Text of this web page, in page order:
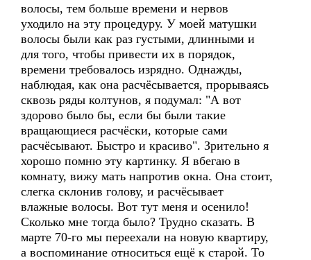
волосы, тем больше времени и нервов
уходило на эту процедуру. У моей матушки
волосы были как раз густыми, длинными и
для того, чтобы привести их в порядок,
времени требовалось изрядно. Однажды,
наблюдая, как она расчёсывается, прорываясь
сквозь ряды колтунов, я подумал: "А вот
здорово было бы, если бы были такие
вращающиеся расчёски, которые сами
расчёсывают. Быстро и красиво". Зрительно я
хорошо помню эту картинку. Я вбегаю в
комнату, вижу мать напротив окна. Она стоит,
слегка склонив голову, и расчёсывает
влажные волосы. Вот тут меня и осенило!
Сколько мне тогда было? Трудно сказать. В
марте 70-го мы переехали на новую квартиру,
а воспоминание относиться ещё к старой. То